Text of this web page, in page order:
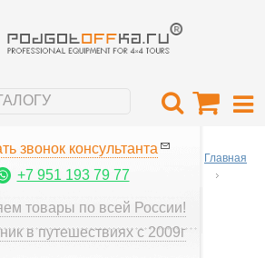
звонок консультанта
+7 951 193 79 77
товары по всей России!
в путешествиях с 2009г
Главная